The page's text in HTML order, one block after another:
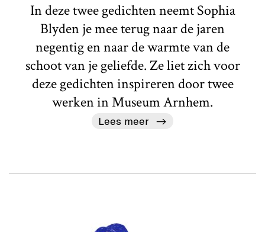
In deze twee gedichten neemt Sophia
Blyden je mee terug naar de jaren
negentig en naar de warmte van de
schoot van je geliefde. Ze liet zich voor
deze gedichten inspireren door twee
werken in Museum Arnhem.
Lees meer